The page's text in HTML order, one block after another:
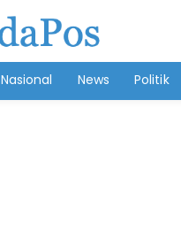
Nasional News Politik